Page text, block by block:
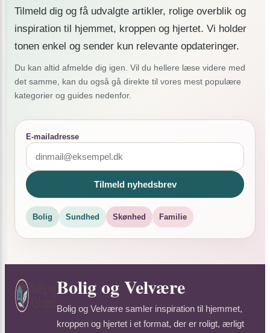
Tilmeld dig og få udvalgte artikler, rolige overblik og
inspiration til hjemmet, kroppen og hjertet. Vi holder
tonen enkel og sender kun relevante opdateringer.
Du kan altid afmelde dig igen. Vil du hellere læse videre med
det samme, kan du også gå direkte til vores mest populære
kategorier og guides nedenfor.
E-mailadresse
Tilmeld nyhedsbrev
Bolig Sundhed Skønhed Familie
Bolig og Velvære
Bolig og Velvære samler inspiration til hjemmet,
kroppen og hjertet i et format, der er roligt, ærligt